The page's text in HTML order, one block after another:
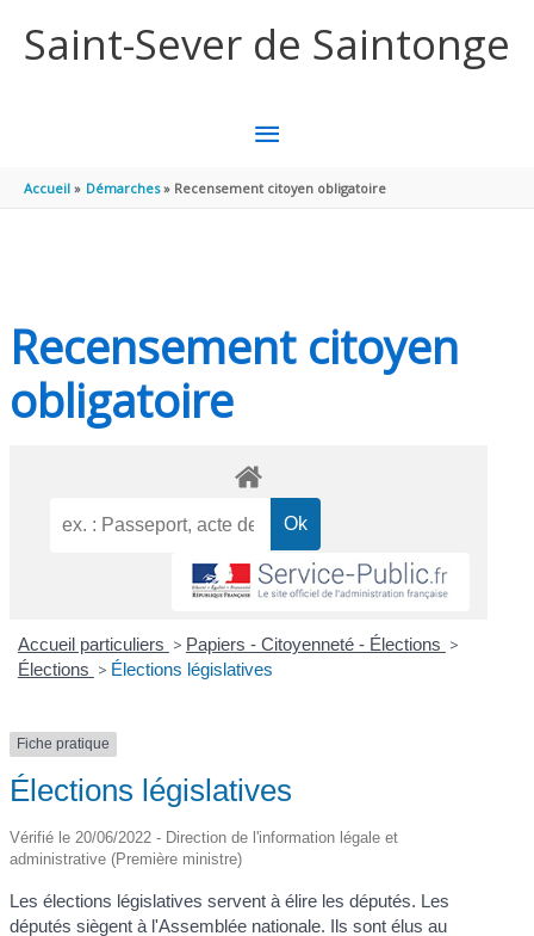
Saint-Sever de Saintonge
MENU
PRINCIPAL
Accueil Démarches Recensement citoyen obligatoire
Recensement citoyen
obligatoire
Accueil particuliers > Papiers - Citoyenneté - Élections >
Élections > Élections législatives
Fiche pratique
Élections législatives
Vérifié le 20/06/2022 - Direction de l'information légale et
administrative (Première ministre)
Les élections législatives servent à élire les députés. Les
députés siègent à l'Assemblée nationale. Ils sont élus au